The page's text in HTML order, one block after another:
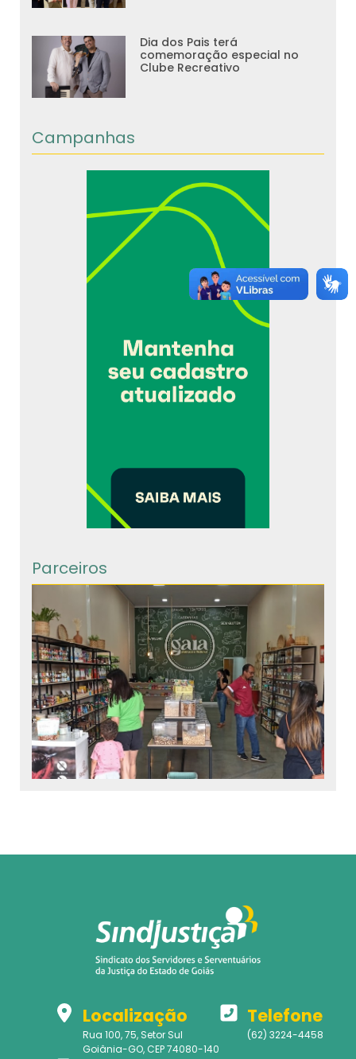
Dia dos Pais terá
comemoração especial no
Clube Recreativo
Campanhas
Parceiros
Localização
Rua 100, 75, Setor Sul
Goiânia-GO, CEP 74080-140
Telefone
(62) 3224-4458